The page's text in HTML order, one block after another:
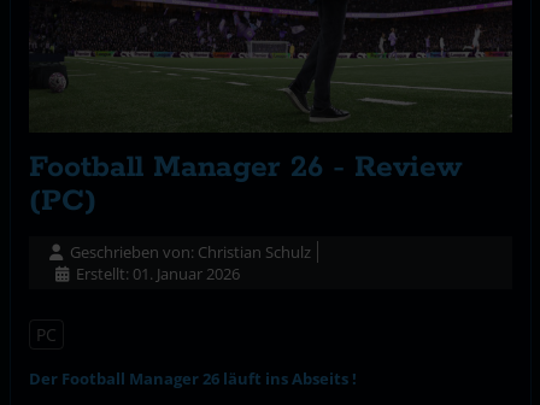
Football Manager 26 - Review
(PC)
Geschrieben von: Christian Schulz
Erstellt: 01. Januar 2026
PC
Der Football Manager 26 läuft ins Abseits !